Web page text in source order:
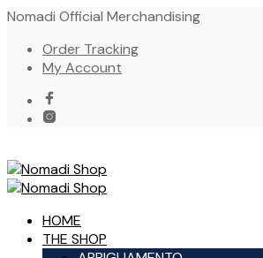
Nomadi Official Merchandising
Order Tracking
My Account
HOME
THE SHOP